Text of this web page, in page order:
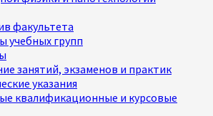
факультета
учебных групп
занятий, экзаменов и практик
указания
квалификационные и курсовые